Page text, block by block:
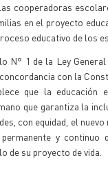
cooperadoras
en el proyecto
educativo de los
N° 1 de la Ley General
con la
que la educación
que garantiza la
con equidad, el
y continuo
de su proyecto de vida.